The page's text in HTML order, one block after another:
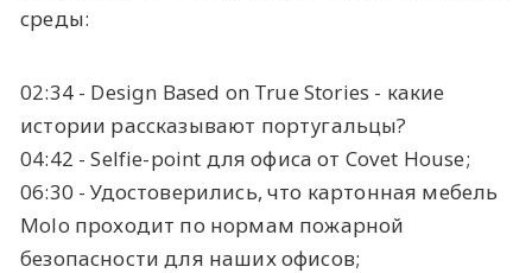
среды:
02:34 - Design Based on True Stories - какие
истории рассказывают португальцы?
04:42 - Selfie-point для офиса от Covet House;
06:30 - Удостоверились, что картонная мебель
Molo проходит по нормам пожарной
безопасности для наших офисов;